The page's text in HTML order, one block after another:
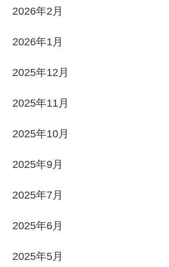
2026年2月
2026年1月
2025年12月
2025年11月
2025年10月
2025年9月
2025年7月
2025年6月
2025年5月